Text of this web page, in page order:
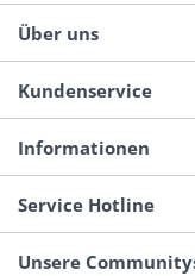
Über uns
Kundenservice
Informationen
Service Hotline
Unsere